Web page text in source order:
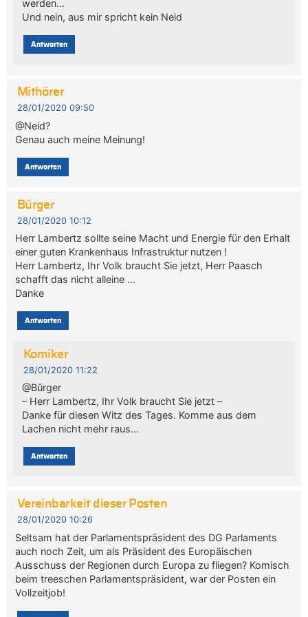
werden…
Und nein, aus mir spricht kein Neid
Antworten
Mithörer
28/01/2020 09:50
@Neid?
Genau auch meine Meinung!
Antworten
Bûrger
28/01/2020 10:12
Herr Lambertz sollte seine Macht und Energie für den Erhalt
einer guten Krankenhaus Infrastruktur nutzen !
Herr Lambertz, Ihr Volk braucht Sie jetzt, Herr Paasch
schafft das nicht alleine …
Danke
Antworten
Komiker
28/01/2020 11:22
@Bûrger
– Herr Lambertz, Ihr Volk braucht Sie jetzt –
Danke für diesen Witz des Tages. Komme aus dem
Lachen nicht mehr raus…
Antworten
Vereinbarkeit dieser Posten
28/01/2020 10:26
Seltsam hat der Parlamentspräsident des DG Parlaments
auch noch Zeit, um als Präsident des Europäischen
Ausschuss der Regionen durch Europa zu fliegen? Komisch
beim treeschen Parlamentspräsident, war der Posten ein
Vollzeitjob!